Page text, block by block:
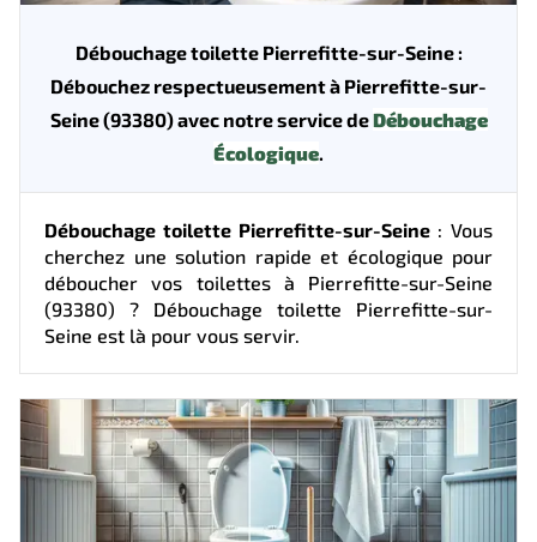
Débouchage toilette Pierrefitte-sur-Seine :
Débouchez respectueusement à Pierrefitte-sur-
Seine (93380) avec notre service deDébouchage
Écologique.
Débouchage toilette Pierrefitte-sur-Seine: Vous
cherchez une solution rapide et écologique pour
déboucher vos toilettes à Pierrefitte-sur-Seine
(93380) ? Débouchage toilette Pierrefitte-sur-
Seine est là pour vous servir.